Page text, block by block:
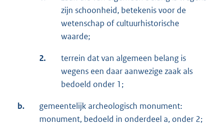
zijn schoonheid, betekenis voor de
wetenschap of cultuurhistorische
waarde;
2.
terrein dat van algemeen belang is
wegens een daar aanwezige zaak als
bedoeld onder 1;
b.
gemeentelijk archeologisch monument:
monument, bedoeld in onderdeel a, onder 2;